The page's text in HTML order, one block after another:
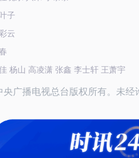
子
云
杨山 高凌潇 张鑫 李士轩 王萧宇
广播电视总台版权所有。未经